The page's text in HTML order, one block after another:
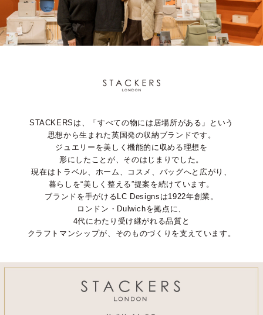
STACKERSは、「すべての物には居場所がある」という
思想から生まれた英国発の収納ブランドです。
ジュエリーを美しく機能的に収める理想を
形にしたことが、そのはじまりでした。
現在はトラベル、ホーム、コスメ、バッグへと広がり、
暮らしを“美しく整える”提案を続けています。
ブランドを手がけるLC Designsは1922年創業。
ロンドン・Dulwichを拠点に、
4代にわたり受け継がれる品質と
クラフトマンシップが、そのものづくりを支えています。